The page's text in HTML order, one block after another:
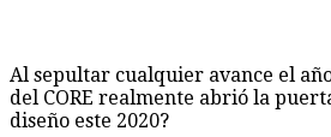
Al sepultar cualquier avance el
del CORE realmente abrió la
diseño este 2020?